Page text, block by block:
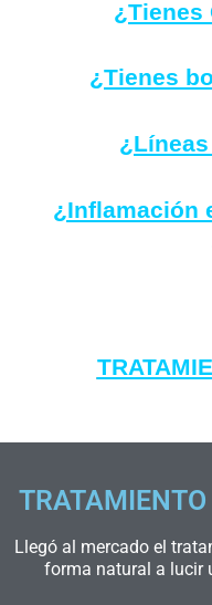
¿Tienes
¿Tienes
¿Inflamación
TRATAMIENTO
Llegó al mercado el
forma natural a lucir